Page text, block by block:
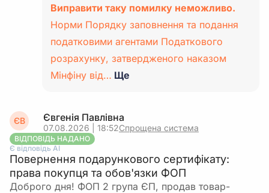
Виправити таку помилку неможливо.
Норми Порядку заповнення та подання
податковими агентами Податкового
розрахунку, затвердженого наказом
Мінфіну від… Ще
ЄВ Євгенія Павлівна
07.08.2026 | 18:52Спрощена система
ВІДПОВІДЬ НАДАНО
Є відповідь АІ
Повернення подарункового сертифікату:
права покупця та обов'язки ФОП
Доброго дня! ФОП 2 група ЄП, продав товар-